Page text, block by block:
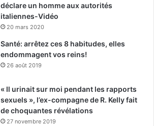
déclare un homme aux autorités
italiennes-Vidéo
20 mars 2020
Santé: arrêtez ces 8 habitudes, elles
endommagent vos reins!
26 août 2019
« Il urinait sur moi pendant les rapports
sexuels », l’ex-compagne de R. Kelly fait
de choquantes révélations
27 novembre 2019